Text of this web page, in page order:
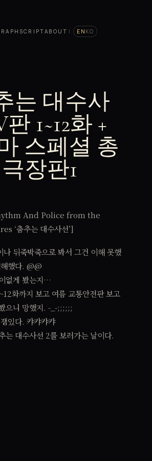
SCRIPTABOUT | EN KO
는 대수사
1~12화 +
스페셜 총
장판1
And Police from the
‘춤추는 대수사선’]
나 뒤죽박죽으로 봐서 그건 이해 못했
했다. @@
없게 봤는지…
화까지 보고 여름 교통안전판 보고
으니 망했지. -_-;;;;;;
있다. 캬캬캬캬
는 대수사선 2를 보러가는 날이다.